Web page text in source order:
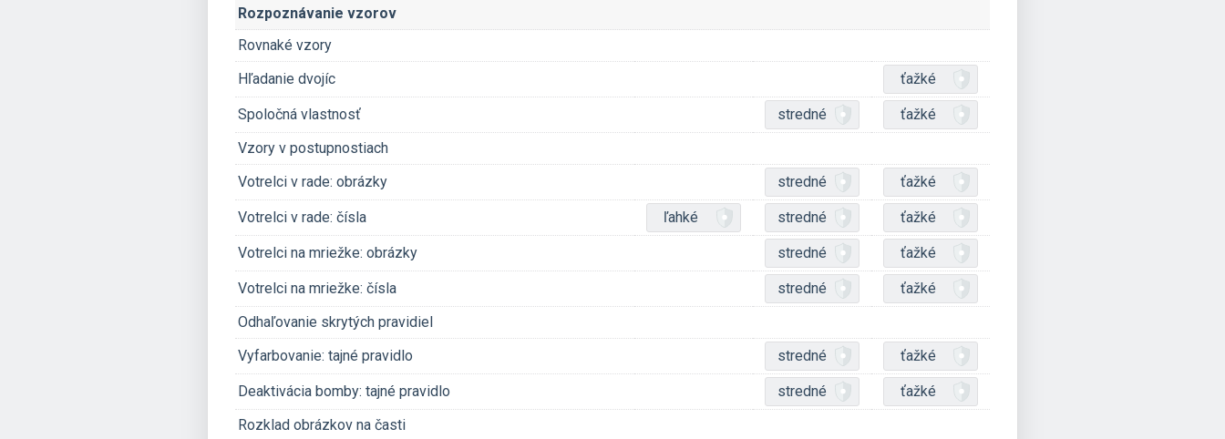
Rozpoznávanie vzorov
Rovnaké vzory
Hľadanie dvojíc
ťažké
Spoločná vlastnosť stredné
ťažké
Vzory v postupnostiach
Votrelci v rade: obrázky
stredné ťažké
Votrelci v rade: čísla ľahké stredné ťažké
Votrelci na mriežke: obrázky stredné ťažké
Votrelci na mriežke: čísla stredné
ťažké
Odhaľovanie skrytých pravidiel
Vyfarbovanie: tajné pravidlo
stredné ťažké
Deaktivácia bomby: tajné pravidlo stredné
ťažké
Rozklad obrázkov na časti